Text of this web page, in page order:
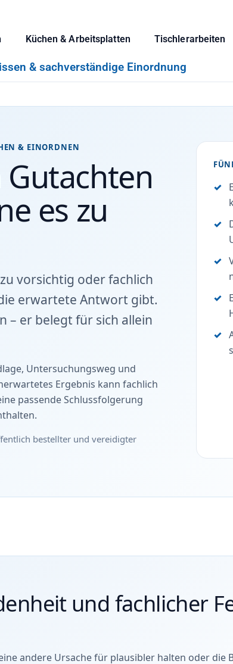
& sachverständige Einordnung
Küchen & Arbeitsplatten Tischlerarbeiten
& EINORDNEN
es zu
vorsichtig oder fachlich
erwartete Antwort gibt.
– er belegt für sich allein
Untersuchungsweg und
Ergebnis kann fachlich
passende Schlussfolgerung
bestellter und vereidigter
und fachlicher
andere Ursache für plausibler halten oder die